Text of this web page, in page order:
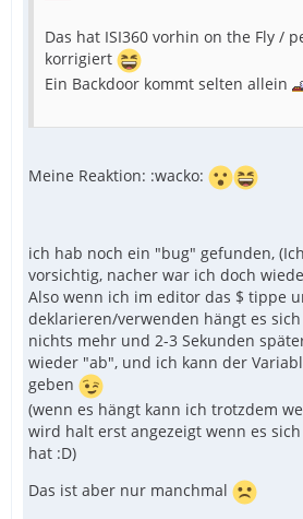
Das hat ISI360 vorhin on the Fly /
korrigiert
Ein Backdoor kommt selten allein
Meine Reaktion: :wacko:
ich hab noch ein "bug" gefunden,
vorsichtig, nacher war ich doch
Also wenn ich im editor das $ tippe
deklarieren/verwenden hängt es
nichts mehr und 2-3 Sekunden
wieder "ab", und ich kann der
geben
(wenn es hängt kann ich trotzdem
wird halt erst angezeigt wenn es
hat :D)
Das ist aber nur manchmal